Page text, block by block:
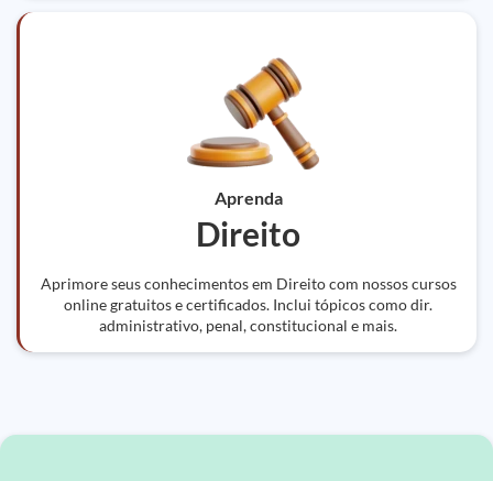
Aprenda
Direito
Aprimore seus conhecimentos em Direito com nossos cursos
online gratuitos e certificados. Inclui tópicos como dir.
administrativo, penal, constitucional e mais.